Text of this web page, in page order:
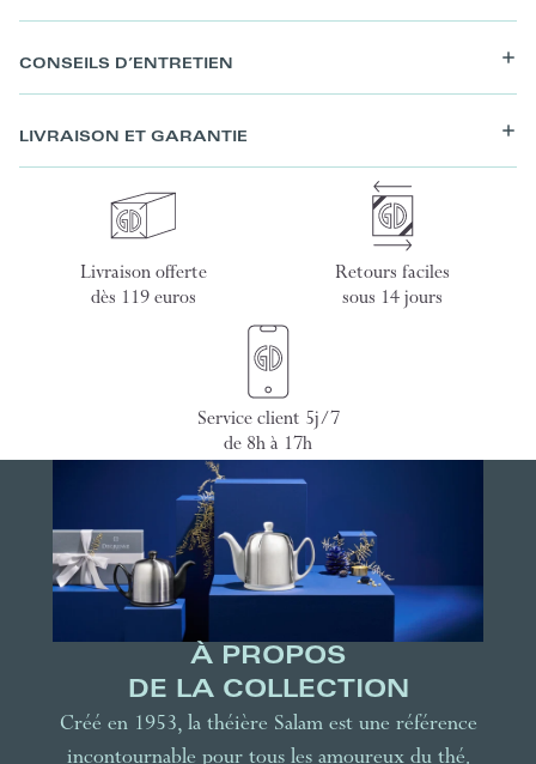
CONSEILS D’ENTRETIEN
LIVRAISON ET GARANTIE
Livraison offerte
dès 119 euros
Retours faciles
sous 14 jours
Service client 5j/7
de 8h à 17h
À PROPOS
DE LA COLLECTION
Créé en 1953, la théière Salam est une référence
incontournable pour tous les amoureux du thé.